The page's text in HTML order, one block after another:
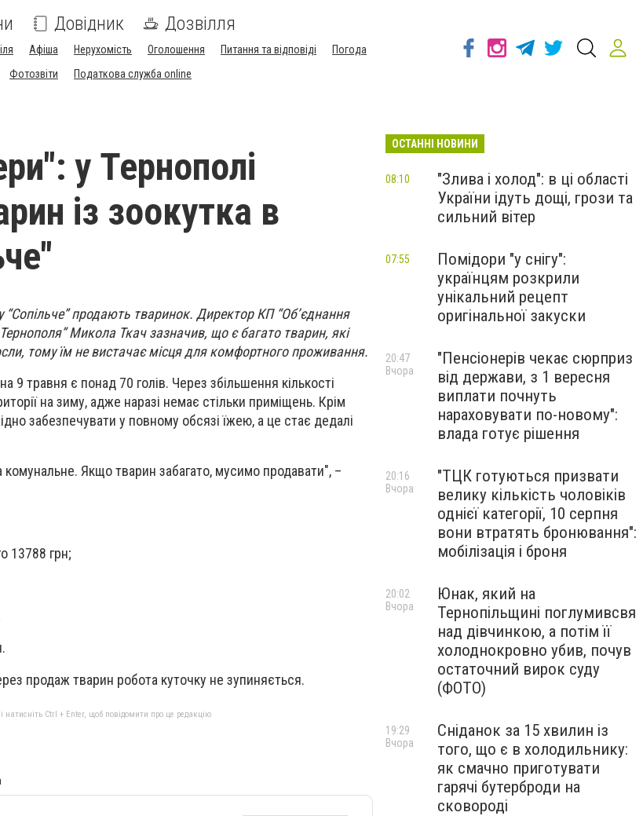
Довідник Дозвілля
Афіша Нерухомість Оголошення Питання та відповіді
Погода
Фотозвіти Податкова служба online
у Тернополі
із зоокутка в
“Сопільче” продають тваринок. Директор КП “Об’єднання
Тернополя” Микола Ткач зазначив, що є багато тварин, які
тому їм не вистачає місця для комфортного проживання.
9 травня є понад 70 голів. Через збільшення кількості
на зиму, адже наразі немає стільки приміщень. Крім
забезпечувати у повному обсязі їжею, а це стає дедалі
Якщо тварин забагато, мусимо продавати", –
13788 грн;
продаж тварин робота куточку не зупиняється.
Ctrl + Enter, щоб повідомити про це редакцію
ОСТАННІ НОВИНИ
"Злива і холод": в ці області
України ідуть дощі, грози та
сильний вітер
08:10
Помідори "у снігу":
українцям розкрили
унікальний рецепт
оригінальної закуски
07:55
"Пенсіонерів чекає сюрприз
від держави, з 1 вересня
виплати почнуть
нараховувати по-новому":
влада готує рішення
20:47
Вчора
"ТЦК готуються призвати
велику кількість чоловіків
однієї категорії, 10 серпня
вони втратять бронювання":
мобілізація і броня
20:16
Вчора
Юнак, який на
Тернопільщині поглумивсвя
над дівчинкою, а потім її
холоднокровно убив, почув
остаточний вирок суду
(ФОТО)
20:02
Вчора
Сніданок за 15 хвилин із
того, що є в холодильнику:
як смачно приготувати
гарячі бутерброди на
сковороді
19:29
Вчора